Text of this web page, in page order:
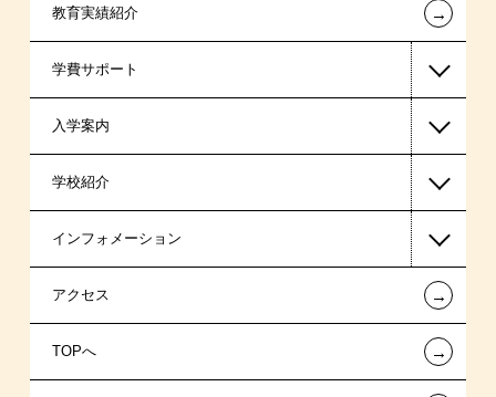
教育実績紹介 ←
学費サポート
高等教育の修学支援新制度
日本学生支援機構の奨学金
国の教育ローン
提携教育ローン
新聞奨学生
入学案内
一般入学
AO入学
指定校推薦入学
指定校自己推薦入学
学校紹介
在校生からあなたへ
夢を叶えた先輩たち
施設・研修所
インフォメーション
お知らせ・新着情報
在校生へのお知らせ
アクセス ←
TOPへ ←